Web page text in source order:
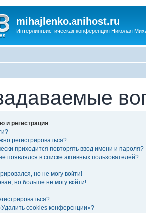
mihajlenko.anihost.ru
Интерлингвистическая конференция Николая
и регистрация
регистрироваться?
приходится повторять ввод имени и пароля?
появлялся в списке активных пользователей?
но не могу войти!
но больше не могу войти!
cookies конференции»?